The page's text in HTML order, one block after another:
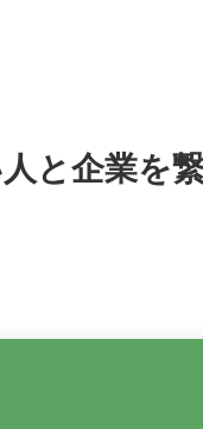
と企業を